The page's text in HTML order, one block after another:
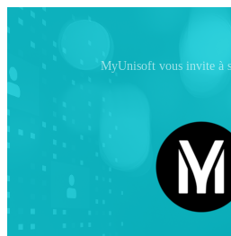
MyUnisoft vous invite à